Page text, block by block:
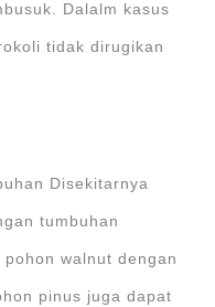
Dalalm kasus
tidak dirugikan
Disekitarnya
tumbuhan
walnut dengan
pinus juga dapat